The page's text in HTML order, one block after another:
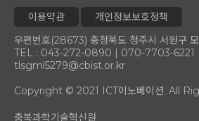
이용약관
개인정보보호정책
우편번호(28673) 충청북도 청주시 서원구
TEL : 043-272-0890 | 070-7703-
tlsgml5279@cbist.or.kr
Copyright © 2021 ICT이노베이션. All
충북과학기술혁신원